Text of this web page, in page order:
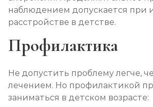
наблюдением допускается при
расстройстве в детстве.
Профилактика
Не допустить проблему легче,
лечением. Но профилактикой
заниматься в детском возрасте: